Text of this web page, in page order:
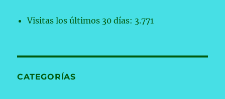
Visitas los últimos 30 días: 3.771
CATEGORÍAS